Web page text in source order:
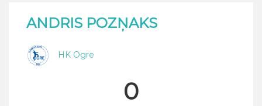
ANDRIS POZŅAKS
HK Ogre
0